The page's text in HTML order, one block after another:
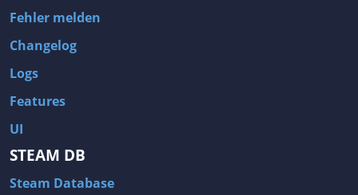
Fehler melden
Changelog
Logs
Features
UI
STEAM DB
Steam Database